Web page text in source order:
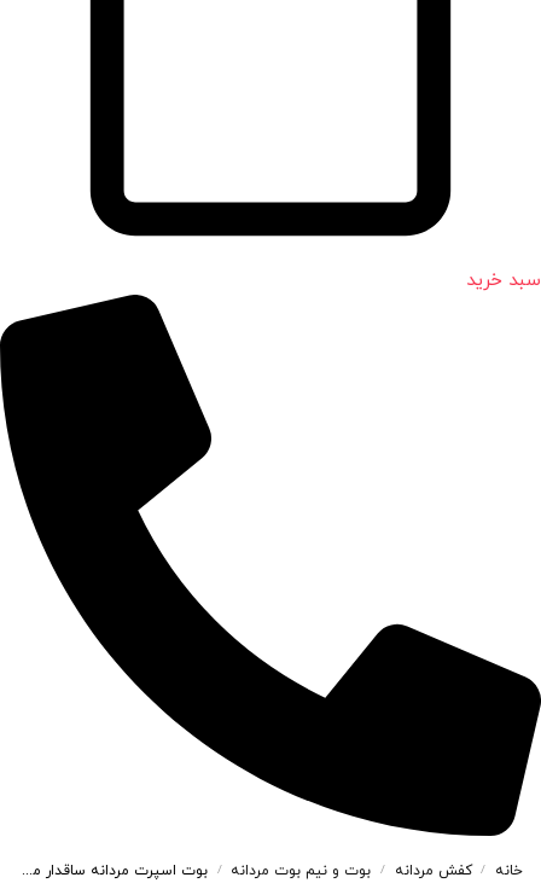
سبد خرید
خانه / کفش مردانه / بوت و نیم بوت مردانه / بوت اسپرت مردانه ساقدار مدل caterpillar کاترپیلار رنگ طوسی کد 4822